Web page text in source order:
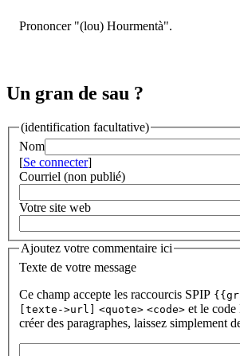
Prononcer "(lou) Hourmentà".
Un gran de sau ?
(identification facultative)
Nom
[Se connecter]
Courriel (non publié)
Votre site web
Ajoutez votre commentaire ici
Texte de votre message
Ce champ accepte les raccourcis SPIP
[texte->url] <quote> <code> et le
créer des paragraphes, laissez simplement